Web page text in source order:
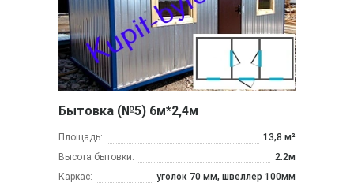
Бытовка (№5) 6м*2,4м
Площадь:
13,8 м²
Высота бытовки:
2.2м
Каркас:
уголок 70 мм, швеллер 100мм